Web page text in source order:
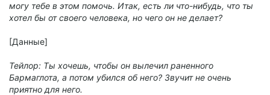
могу тебе в этом помочь. Итак, есть ли что-нибудь, что ты
хотел бы от своего человека, но чего он не делает?
[Данные]
Тейлор: Ты хочешь, чтобы он вылечил раненного
Бармаглота, а потом убился об него? Звучит не очень
приятно для него.